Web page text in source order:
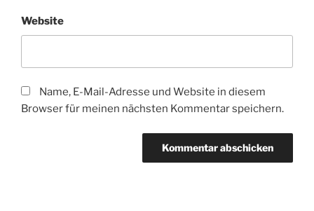
Website
Name, E-Mail-Adresse und Website in diesem
Browser für meinen nächsten Kommentar speichern.